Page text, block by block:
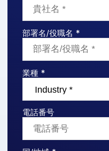
部署名/役職名 *
業種 *
電話番号